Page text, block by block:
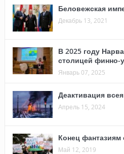
Беловежская
Декабрь 13, 2021
В 2025 году
столицей финно-
Январь 07, 2025
Деактивация
Апрель 15, 2024
Конец фантазиям
Май 12, 2019